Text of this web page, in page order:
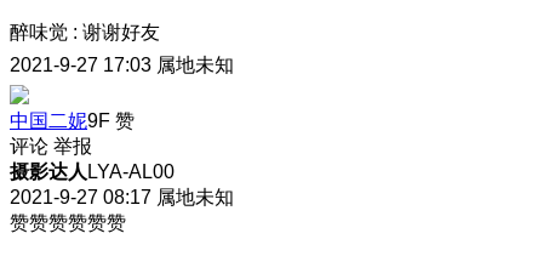
醉味觉 : 谢谢好友
2021-9-27 17:03 属地未知
中国二妮9F 赞
评论 举报
摄影达人 LYA-AL00
2021-9-27 08:17 属地未知
赞赞赞赞赞赞